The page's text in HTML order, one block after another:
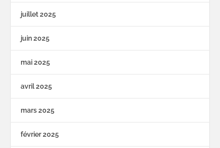
juillet 2025
juin 2025
mai 2025
avril 2025
mars 2025
février 2025